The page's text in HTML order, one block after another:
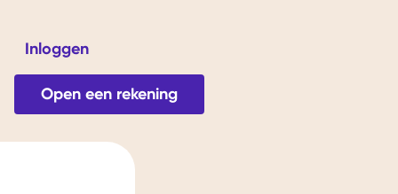
ons
Inloggen
Open een rekening